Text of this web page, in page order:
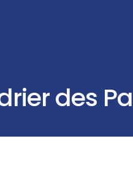
des